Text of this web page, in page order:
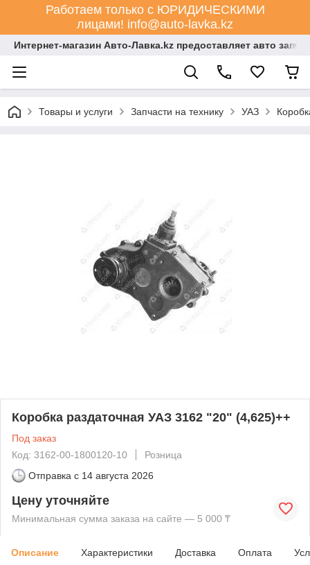
Работаем только с ЮРИДИЧЕСКИМИ
лицами! info@auto-lavka.kz
Интернет-магазин Авто-Лавка.kz предоставляет авто
Товары и услуги Запчасти на технику УАЗ
Коробка раздаточная УАЗ 3162 "20" (4,625)++
Под заказ
Код: 3162-00-1800120-10
Розница
Отправка с 14 августа 2026
Цену уточняйте
Минимальная сумма заказа на сайте — 5 000 ₸
Описание Характеристики Доставка Оплата